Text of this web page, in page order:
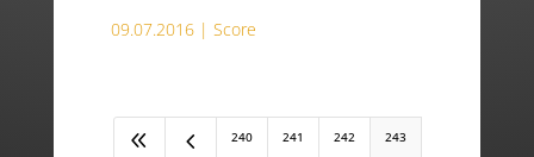
09.07.2016 | Score
8 4 240 241 242 243